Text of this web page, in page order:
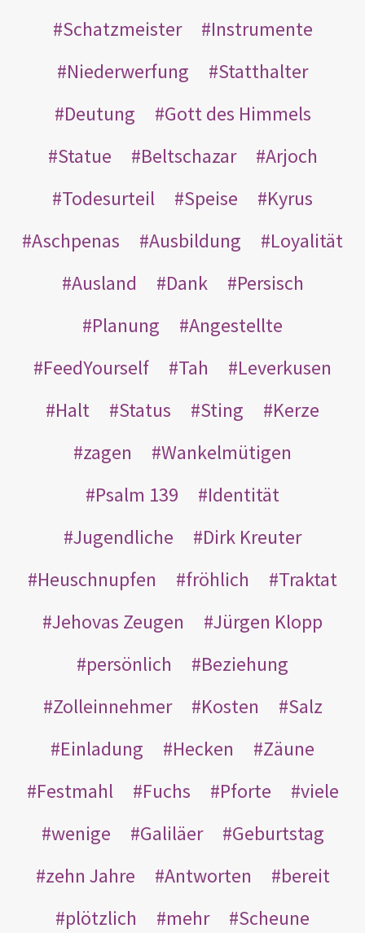
Schatzmeister
Instrumente
Niederwerfung
Statthalter
Deutung
Gott des Himmels
Statue
Beltschazar
Arjoch
Todesurteil
Speise
Kyrus
Aschpenas
Ausbildung
Loyalität
Ausland
Dank
Persisch
Planung
Angestellte
FeedYourself
Tah
Leverkusen
Halt
Status Sting
Kerze
zagen
Wankelmütigen
Psalm 139
Identität
Jugendliche
Dirk Kreuter
Heuschnupfen
fröhlich
Traktat
Jehovas Zeugen
Jürgen Klopp
persönlich
Beziehung
Zolleinnehmer
Kosten
Salz
Einladung
Hecken
Zäune
Festmahl
Fuchs Pforte
viele
wenige
Galiläer
Geburtstag
zehn Jahre
Antworten
bereit
plötzlich
mehr Scheune